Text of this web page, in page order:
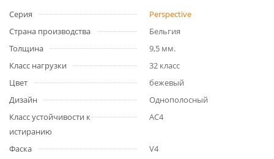
Серия
Perspective
Страна производства
Бельгия
Толщина
9,5 мм.
Класс нагрузки
32 класс
Цвет
бежевый
Дизайн
Однополосный
Класс устойчивости к
истиранию
АС4
Фаска V4